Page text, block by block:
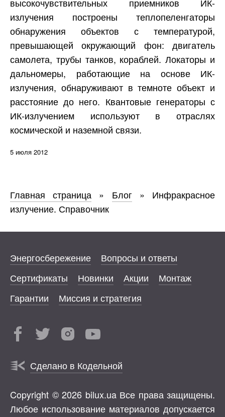
высокочувствительных приемников ИК-
излучения построены теплопеленгаторы
обнаружения объектов с температурой,
превышающей окружающий фон: двигатель
самолета, трубы танков, кораблей. Локаторы и
дальномеры, работающие на основе ИК-
излучения, обнаруживают в темноте объект и
расстояние до него. Квантовые генераторы с
ИК-излучением используют в отраслях
космической и наземной связи.
5 июля 2012
Главная страница » Блог » Инфракрасное
излучение. Справочник
Энергосбережение
Вопросы и ответы
Сертификаты
Новинки Акции
Монтаж
Гарантии
Миссия и стратегия
Сделано в Кодельной
Copyright © 2026 bilux.ua Все права защищены.
Любое использование материалов допускается